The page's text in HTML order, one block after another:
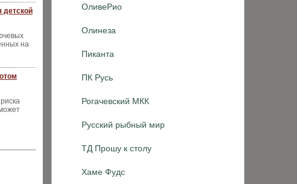
ОливеРио
Олинеза
Пиканта
ПК Русь
Рогачевский МКК
Русский рыбный мир
ТД Прошу к столу
Хаме Фудс
детской
на